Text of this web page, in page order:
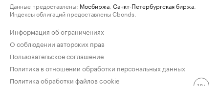
Данные предоставлены: Мосбиржа Санкт-Петербургская биржа
Индексы облигаций предоставлены Cbonds.
Информация об ограничениях
О соблюдении авторских прав
Пользовательское соглашение
Политика в отношении обработки персональных данных
Политика обработки файлов cookie